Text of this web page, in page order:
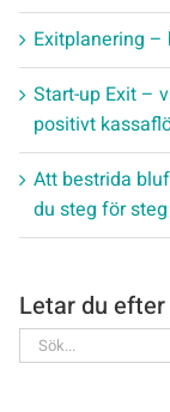
Exitplanering –
Start-up Exit –
positivt
Att bestrida
du steg för
Letar du
Sök
efter: